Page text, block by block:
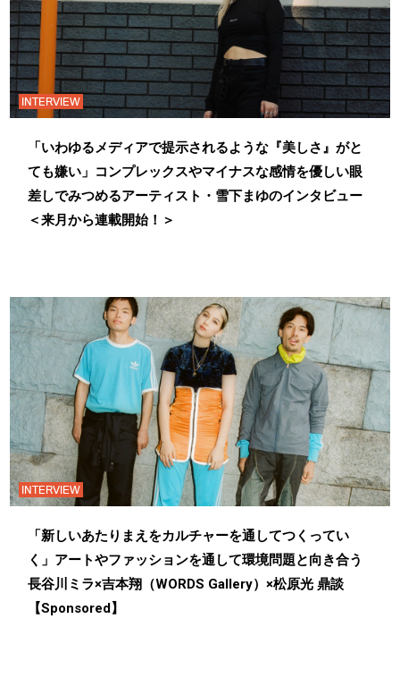
INTERVIEW
「いわゆるメディアで提示されるような『美しさ』がと
ても嫌い」コンプレックスやマイナスな感情を優しい眼
差しでみつめるアーティスト・雪下まゆのインタビュー
＜来月から連載開始！＞
INTERVIEW
「新しいあたりまえをカルチャーを通してつくってい
く」アートやファッションを通して環境問題と向き合う
長谷川ミラ×吉本翔（WORDS Gallery）×松原光 鼎談
【Sponsored】